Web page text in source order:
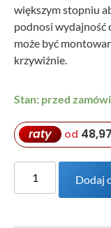
większym stopniu
podnosi wydajność
może być
krzywiźnie.
Stan: przed
raty od 48,97
Dodaj